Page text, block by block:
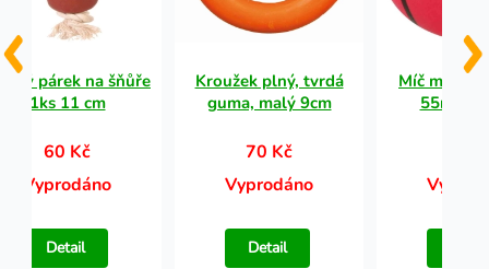
párek na šňůře
1ks 11 cm
60 Kč
Vyprodáno
Detail
Kroužek plný, tvrdá
guma, malý 9cm
70 Kč
Vyprodáno
Detail
Míč
55mm